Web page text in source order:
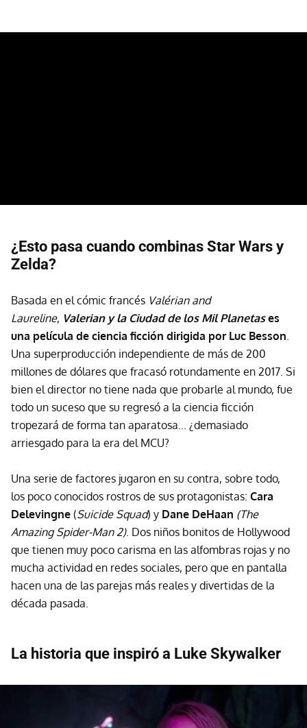
¿Esto pasa cuando combinas Star Wars y
Zelda?
Basada en el cómic francés Valérian and
Laureline, Valerian y la Ciudad de los Mil Planetas es
una película de ciencia ficción dirigida por Luc Besson.
Una superproducción independiente de más de 200
millones de dólares que fracasó rotundamente en 2017. Si
bien el director no tiene nada que probarle al mundo, fue
todo un suceso que su regresó a la ciencia ficción
tropezará de forma tan aparatosa... ¿demasiado
arriesgado para la era del MCU?
Una serie de factores jugaron en su contra, sobre todo,
los poco conocidos rostros de sus protagonistas: Cara
Delevingne (Suicide Squad) y Dane DeHaan (The
Amazing Spider-Man 2). Dos niños bonitos de Hollywood
que tienen muy poco carisma en las alfombras rojas y no
mucha actividad en redes sociales, pero que en pantalla
hacen una de las parejas más reales y divertidas de la
década pasada.
La historia que inspiró a Luke Skywalker